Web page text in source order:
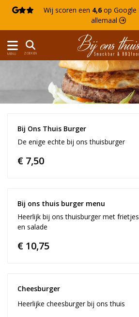
 Wij scoren een 4,6op Google
allemaal 
MENU ZOEKEN
Bij Ons Thuis Burger
De enige echte bij ons thuisburger
€ 7,50
Bij ons thuis burger menu
Heerlijk bij ons thuisburger met frietjes
en salade
€ 10,75
Heerlijke cheesburger bij ons thuis